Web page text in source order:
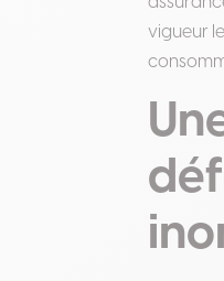
vigueur